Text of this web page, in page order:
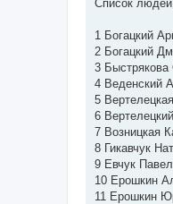
о
л
е
н
я
Список
1 Богацкий
2 Богацкий
3 Быстрякова
4 Веденский
5
6
7 Возницкая
8 Гикавчук
9 Евчук Павел
10 Ерошкин
11 Ерошкин